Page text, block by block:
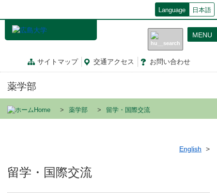
Language 日本語
サイトマップ 交通アクセス お問い合わせ
MENU
薬学部
Home 薬学部 留学・国際交流
English
留学・国際交流